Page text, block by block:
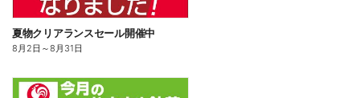
夏物クリアランスセール開催中
8月2日 ～8月31日